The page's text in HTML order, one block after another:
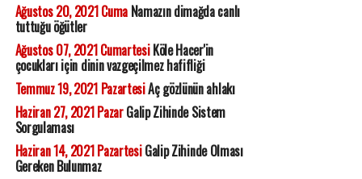
Ağustos 20, 2021 CumaNamazın dimağda canlı
tuttuğu öğütler
Ağustos 07, 2021 CumartesiKöle Hacer'in
çocukları için dinin vazgeçilmez hafifliği
Temmuz 19, 2021 PazartesiAç gözlünün ahlakı
Haziran 27, 2021 PazarGalip Zihinde Sistem
Sorgulaması
Haziran 14, 2021 PazartesiGalip Zihinde Olması
Gereken Bulunmaz